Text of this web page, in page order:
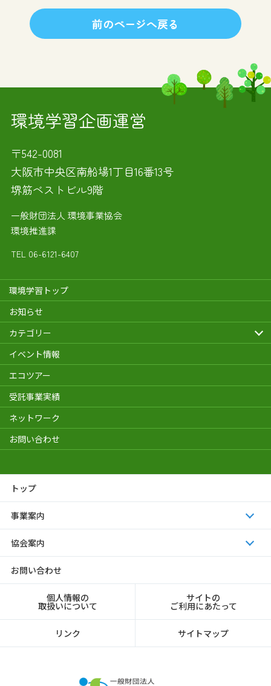
前のページへ戻る
環境学習企画運営
〒542-0081
大阪市中央区南船場1丁目16番13号
堺筋ベストビル9階
一般財団法人 環境事業協会
環境推進課
TEL 06-6121-6407
環境学習トップ
お知らせ
カテゴリー
イベント情報
エコツアー
受託事業実績
ネットワーク
お問い合わせ
トップ
事業案内
協会案内
お問い合わせ
個人情報の
取扱いについて
サイトの
ご利用にあたって
リンク サイトマップ